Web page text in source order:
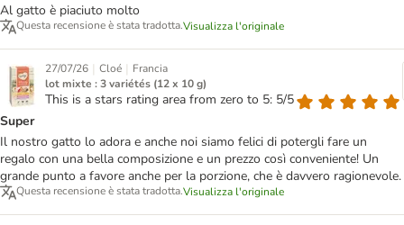
Al gatto è piaciuto molto
Questa recensione è stata tradotta.Visualizza l'originale
27/07/26 | Cloé | Francia
lot mixte : 3 variétés (12 x 10 g)
This is a stars rating area from zero to 5: 5/5
Super
Il nostro gatto lo adora e anche noi siamo felici di potergli fare un
regalo con una bella composizione e un prezzo così conveniente! Un
grande punto a favore anche per la porzione, che è davvero ragionevole.
Questa recensione è stata tradotta.Visualizza l'originale